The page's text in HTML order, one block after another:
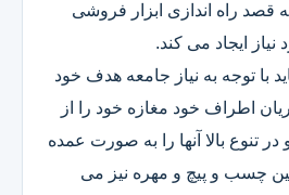
قصد راه اندازی ابزار فروشی
نیاز ایجاد می کند.
با توجه به نیاز جامعه هدف خود
اطراف خود مغازه خود را از
در تنوع بالا آنها را به صورت عمده
چسب و پیچ و مهره نیز می